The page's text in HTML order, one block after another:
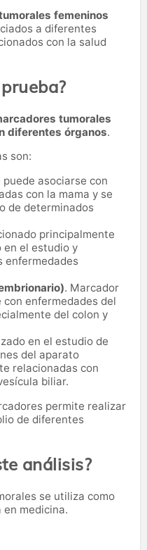
femeninos
a diferentes
con la salud
tumorales
diferentes órganos.
son:
asociarse con
con la mama y se
de determinados
principalmente
en el estudio y
enfermedades
. Marcador
enfermedades del
del colon y
en el estudio de
del aparato
relacionadas con
biliar.
permite realizar
de diferentes
análisis?
se utiliza como
medicina.